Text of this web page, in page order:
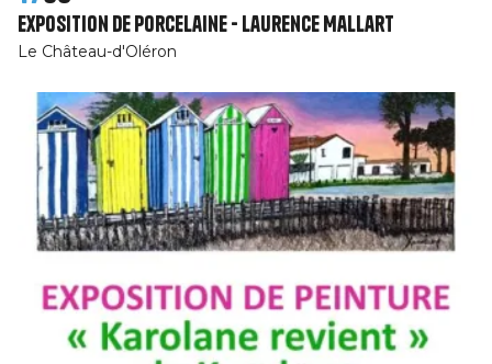
Exposition de porcelaine - Laurence Mallart
Le Château-d'Oléron